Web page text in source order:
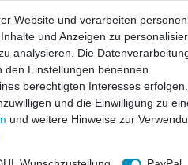
INFORMATION ZUR
AGB
Website und verarbeiten
und Anzeigen zu
analysieren. Die
Einstellungen benennen.
berechtigten Interesses
und die Einwilligung zu
und weitere Hinweise zur